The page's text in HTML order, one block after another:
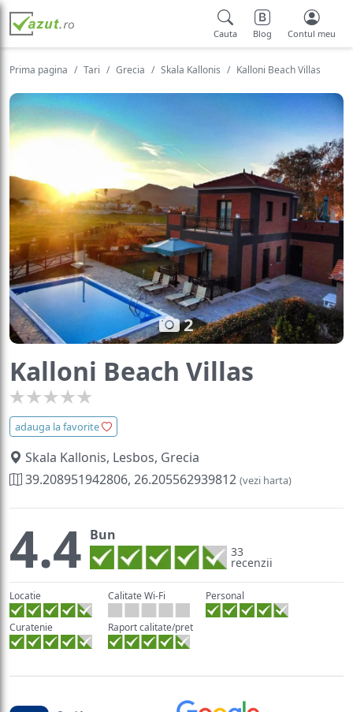
Cauta Blog Contul meu
Prima pagina Tari Grecia Skala Kallonis Kalloni Beach Villas
2
Kalloni Beach Villas
adauga la favorite
Skala Kallonis, Lesbos, Grecia
39.208951942806, 26.205562939812 (vezi harta)
4.4 Bun
33
recenzii
Locatie Calitate Wi-Fi Personal
Curatenie Raport calitate/pret